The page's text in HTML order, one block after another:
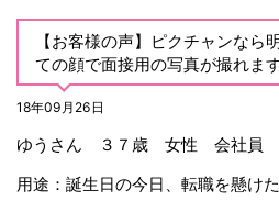
【お客様の声】ピクチャンなら
ての顔で面接用の写真が撮れます
18年09月26日
ゆうさん ３７歳 女性 会社員
用途：誕生日の今日、転職を懸け